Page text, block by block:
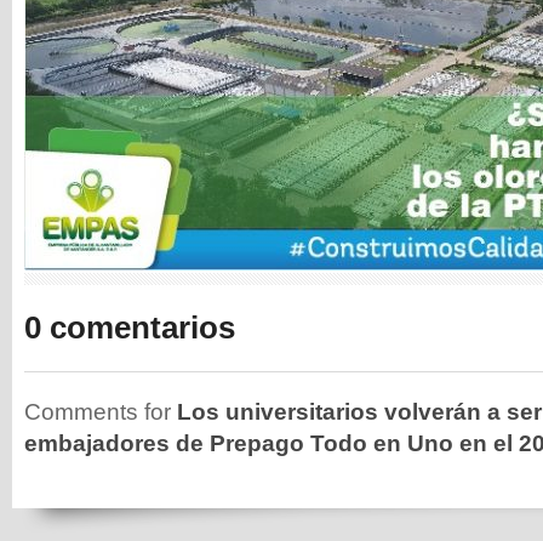
0 comentarios
Comments for Los universitarios volverán a
embajadores de Prepago Todo en Uno en el